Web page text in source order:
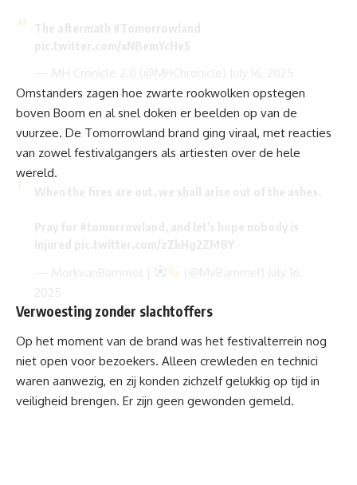
Omstanders zagen hoe zwarte rookwolken opstegen
boven Boom en al snel doken er beelden op van de
vuurzee. De Tomorrowland brand ging viraal, met reacties
van zowel festivalgangers als artiesten over de hele
wereld.
Verwoesting zonder slachtoffers
Op het moment van de brand was het festivalterrein nog
niet open voor bezoekers. Alleen crewleden en technici
waren aanwezig, en zij konden zichzelf gelukkig op tijd in
veiligheid brengen. Er zijn geen gewonden gemeld.